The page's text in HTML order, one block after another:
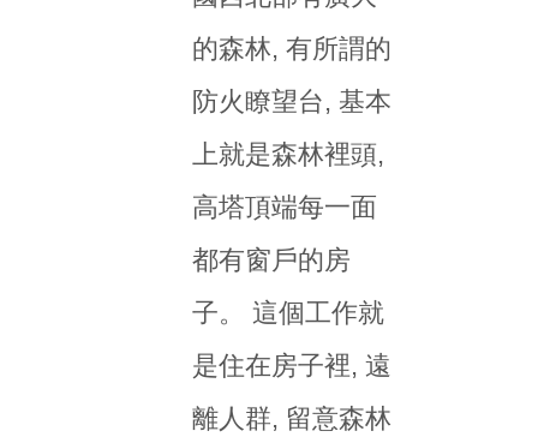
的森林, 有所謂的
防火瞭望台, 基本
上就是森林裡頭,
高塔頂端每一面
都有窗戶的房
子。 這個工作就
是住在房子裡, 遠
離人群, 留意森林